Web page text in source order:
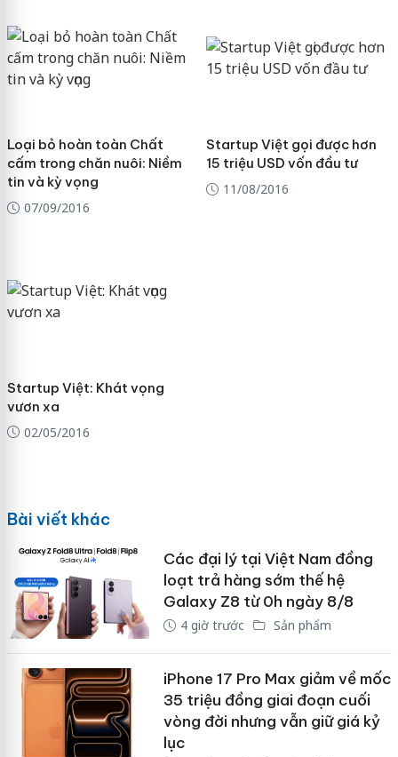
Loại bỏ hoàn toàn Chất
cấm trong chăn nuôi: Niềm
tin và kỳ vọng
07/09/2016
Startup Việt gọi được hơn
15 triệu USD vốn đầu tư
11/08/2016
Startup Việt: Khát vọng
vươn xa
02/05/2016
Bài viết khác
Các đại lý tại Việt Nam đồng
loạt trả hàng sớm thế hệ
Galaxy Z8 từ 0h ngày 8/8
4 giờ trước Sản phẩm
iPhone 17 Pro Max giảm về mốc
35 triệu đồng giai đoạn cuối
vòng đời nhưng vẫn giữ giá kỷ
lục